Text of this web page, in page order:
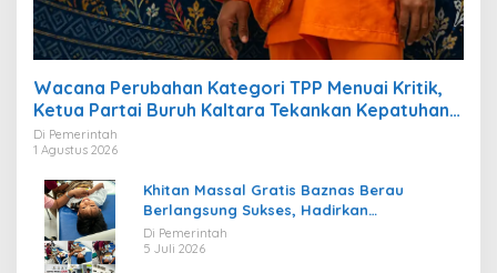
Wacana Perubahan Kategori TPP Menuai Kritik,
Ketua Partai Buruh Kaltara Tekankan Kepatuhan
Regulasi
Di Pemerintah
1 Agustus 2026
Khitan Massal Gratis Baznas Berau
Berlangsung Sukses, Hadirkan
Kebahagiaan bagi Puluhan Anak
Di Pemerintah
5 Juli 2026